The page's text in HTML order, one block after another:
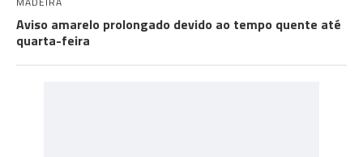
Aviso amarelo prolongado devido ao tempo quente até
quarta-feira